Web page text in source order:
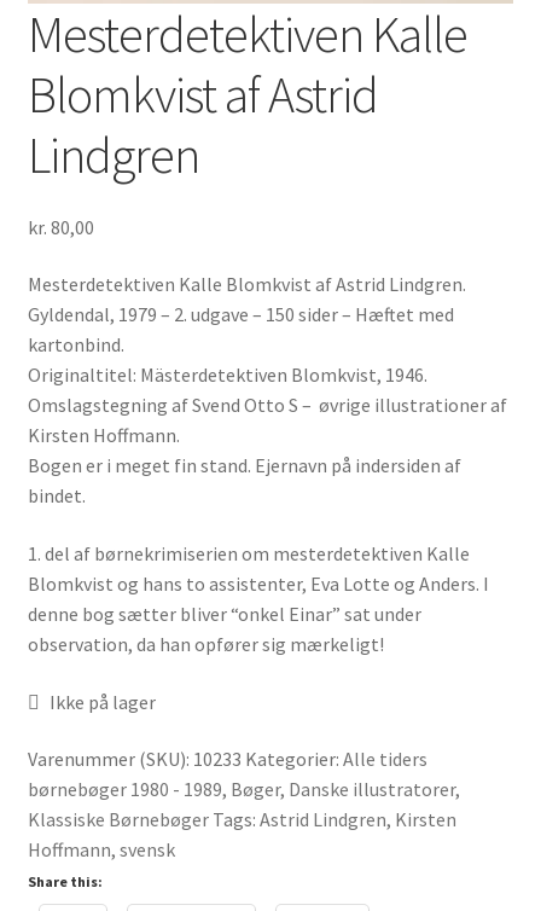
Mesterdetektiven Kalle
Blomkvist af Astrid
Lindgren
kr. 80,00
Mesterdetektiven Kalle Blomkvist af Astrid Lindgren.
Gyldendal, 1979 – 2. udgave – 150 sider – Hæftet med
kartonbind.
Originaltitel: Mästerdetektiven Blomkvist, 1946.
Omslagstegning af Svend Otto S – øvrige illustrationer af
Kirsten Hoffmann.
Bogen er i meget fin stand. Ejernavn på indersiden af
bindet.
1. del af børnekrimiserien om mesterdetektiven Kalle
Blomkvist og hans to assistenter, Eva Lotte og Anders. I
denne bog sætter bliver “onkel Einar” sat under
observation, da han opfører sig mærkeligt!
Ikke på lager
Varenummer (SKU): 10233 Kategorier: Alle tiders
børnebøger 1980 - 1989, Bøger, Danske illustratorer,
Klassiske Børnebøger Tags: Astrid Lindgren, Kirsten
Hoffmann, svensk
Share this: